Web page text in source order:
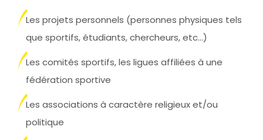
Les projets personnels (personnes physiques tels
que sportifs, étudiants, chercheurs, etc…)
Les comités sportifs, les ligues affiliées à une
fédération sportive
Les associations à caractère religieux et/ou
politique